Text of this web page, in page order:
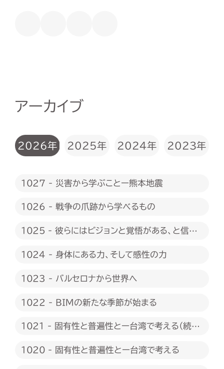
アーカイブ
2026年 2025年 2024年 2023年
1027 - 災害から学ぶことー熊本地震
1026 - 戦争の爪跡から学べるもの
1025 - 彼らにはビジョンと覚悟がある、と信じ
1024 - 身体にある力、そして感性の力
1023 - バルセロナから世界へ
1022 - BIMの新たな季節が始まる
1021 - 固有性と普遍性とー台湾で考える（続
1020 - 固有性と普遍性とー台湾で考える